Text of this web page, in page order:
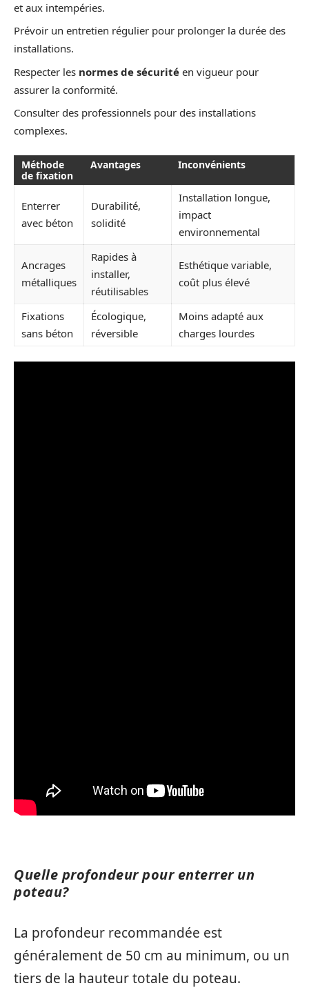
et aux intempéries.
Prévoir un entretien régulier pour prolonger la durée des
installations.
Respecter les normes de sécurité en vigueur pour
assurer la conformité.
Consulter des professionnels pour des installations
complexes.
Méthode
de fixation
Avantages Inconvénients
Enterrer
avec béton
Durabilité,
solidité
Installation longue,
impact
environnemental
Ancrages
métalliques
Rapides à
installer,
réutilisables
Esthétique variable,
coût plus élevé
Fixations
sans béton
Écologique,
réversible
Moins adapté aux
charges lourdes
Quelle profondeur pour enterrer un
poteau?
La profondeur recommandée est
généralement de 50 cm au minimum, ou un
tiers de la hauteur totale du poteau.